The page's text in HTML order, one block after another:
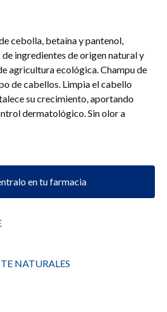
cebolla, betaína y pantenol,
ingredientes de origen natural y
agricultura ecológica. Champu de
de cabellos. Limpia el cabello
su crecimiento, aportando
dermatológico. Sin olor a
en tu farmacia
NATURALES